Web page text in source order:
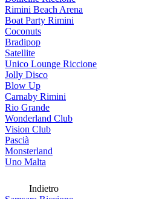
Rimini Beach Arena
Boat Party Rimini
Coconuts
Bradipop
Satellite
Unico Lounge Riccione
Jolly Disco
Blow Up
Carnaby Rimini
Rio Grande
Wonderland Club
Vision Club
Pascià
Monsterland
Uno Malta
Indietro